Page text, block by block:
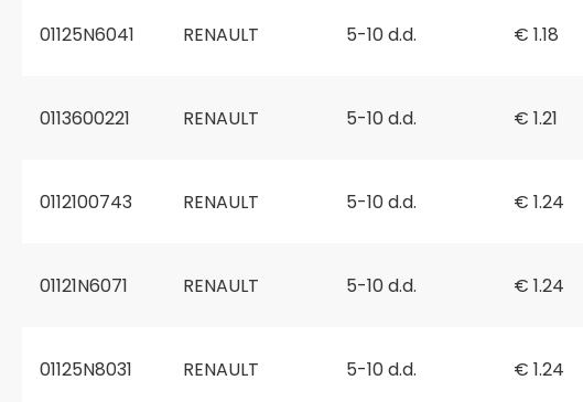
01125N6041 RENAULT 5-10 d.d. € 1.18
0113600221 RENAULT 5-10 d.d. € 1.21
0112100743 RENAULT 5-10 d.d. € 1.24
01121N6071 RENAULT 5-10 d.d. € 1.24
01125N8031 RENAULT 5-10 d.d. € 1.24